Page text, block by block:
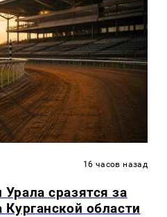
16 часов назад
сразятся за
Курганской области